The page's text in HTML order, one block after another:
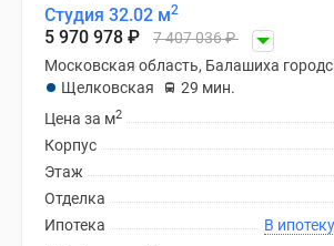
Студия 32.02 м2
5 970 978 ₽ 7 407 036₽
Московская область, Балашиха
Щелковская
29 мин.
Цена за м2
Корпус
Этаж
Отделка
Ипотека